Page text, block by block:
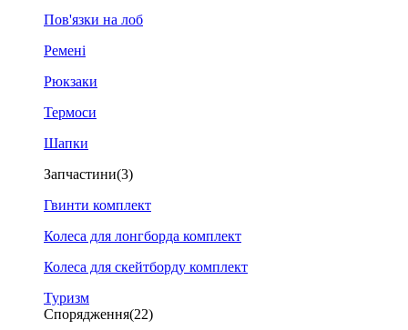
Пов'язки на лоб
Ремені
Рюкзаки
Термоси
Шапки
Запчастини(3)
Гвинти комплект
Колеса для лонгборда комплект
Колеса для скейтборду комплект
Туризм
Спорядження(22)